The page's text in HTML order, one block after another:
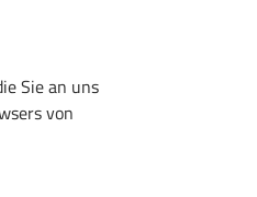
Sie an uns
von